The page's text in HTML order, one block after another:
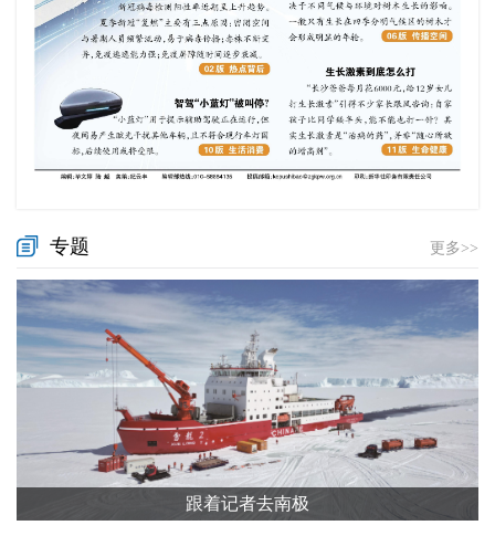
专题 更多>>
跟着记者去南极